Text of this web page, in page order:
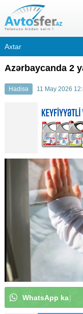
Azərbaycanda 2
Hadisə 11 May 2026
WhatsApp kan